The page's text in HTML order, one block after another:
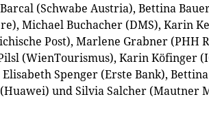
(Schwabe Austria), Bettina
Michael Buchacher (DMS), Karin
Post), Marlene Grabner (PHH
(WienTourismus), Karin Köfinger
Spenger (Erste Bank),
und Silvia Salcher (Mautner